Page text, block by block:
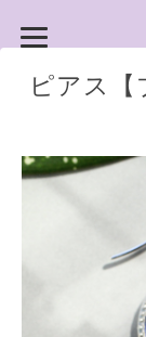
ピアス【